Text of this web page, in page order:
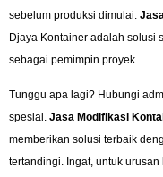
sebelum produksi dimulai.
Djaya Kontainer adalah solusi
sebagai pemimpin proyek.
Tunggu apa lagi? Hubungi
spesial. Jasa Modifikasi
memberikan solusi terbaik
tertandingi. Ingat, untuk